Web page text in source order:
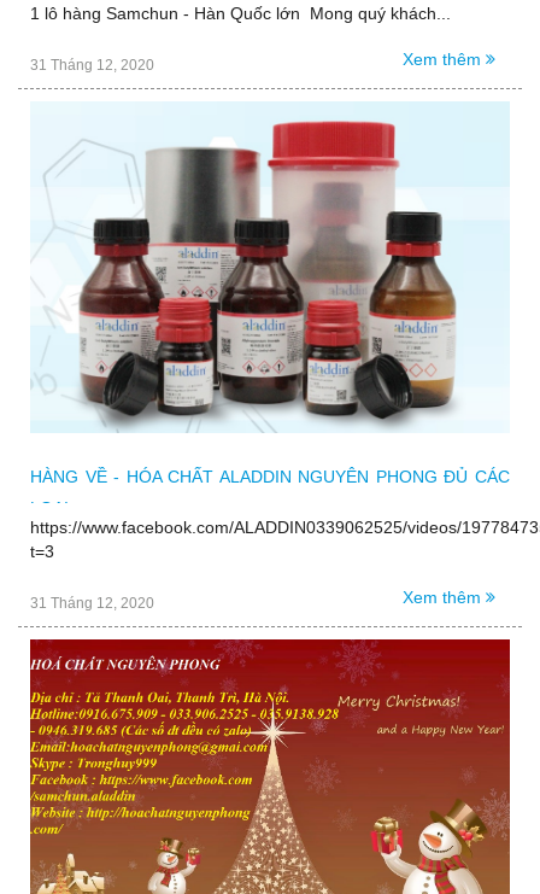
1 lô hàng Samchun - Hàn Quốc lớn Mong quý khách...
31 Tháng 12, 2020 Xem thêm
HÀNG VỀ - HÓA CHẤT ALADDIN NGUYÊN PHONG ĐỦ CÁC
LOẠI
https://www.facebook.com/ALADDIN0339062525/videos/
t=3
31 Tháng 12, 2020 Xem thêm